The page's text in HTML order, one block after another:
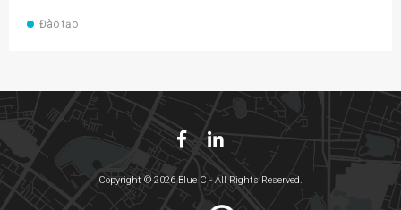
Đào tạo
Copyright © 2026 Blue C - All Rights Reserved.